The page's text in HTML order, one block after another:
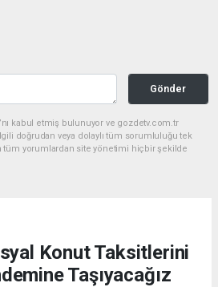
Gönder
kabul etmiş bulunuyor ve gozdetv.com.tr
doğrudan veya dolaylı tüm sorumluluğu tek
tüm yorumlardan site yönetimi hiçbir şekilde
Konut Taksitlerini
Taşıyacağız